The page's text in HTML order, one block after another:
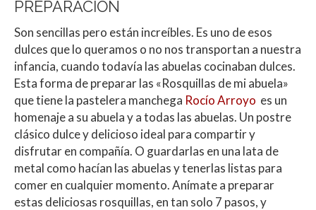
PREPARACIÓN
Son sencillas pero están increíbles. Es uno de esos
dulces que lo queramos o no nos transportan a nuestra
infancia, cuando todavía las abuelas cocinaban dulces.
Esta forma de preparar las «Rosquillas de mi abuela»
que tiene la pastelera manchega Rocío Arroyo es un
homenaje a su abuela y a todas las abuelas. Un postre
clásico dulce y delicioso ideal para compartir y
disfrutar en compañía. O guardarlas en una lata de
metal como hacían las abuelas y tenerlas listas para
comer en cualquier momento. Anímate a preparar
estas deliciosas rosquillas, en tan solo 7 pasos, y